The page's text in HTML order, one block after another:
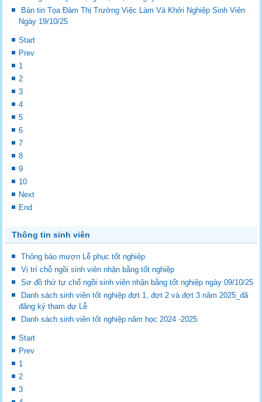
Bản tin Tọa Đàm Thị Trường Việc Làm Và Khởi Nghiệp Sinh Viên
Ngày 19/10/25
Start
Prev
1
2
3
4
5
6
7
8
9
10
Next
End
Thông tin sinh viên
Thông báo mượn Lễ phục tốt nghiệp
Vị trí chỗ ngồi sinh viên nhận bằng tốt nghiệp
Sơ đồ thứ tự chổ ngồi sinh viên nhận bằng tốt nghiệp ngày 09/10/25
Danh sách sinh viên tốt nghiệp đợt 1, đợt 2 và đợt 3 năm 2025_đã
đăng ký tham dự Lễ
Danh sách sinh viên tốt nghiệp năm học 2024 -2025
Start
Prev
1
2
3